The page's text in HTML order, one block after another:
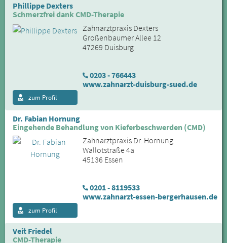
Phillippe Dexters
Schmerzfrei dank CMD-Therapie
Zahnarztpraxis Dexters
Großenbaumer Allee 12
47269 Duisburg
0203 - 766443
www.zahnarzt-duisburg-sued.de
zum Profil
Dr. Fabian Hornung
Eingehende Behandlung von Kieferbeschwerden (CMD)
Zahnarztpraxis Dr. Hornung
Wallotstraße 4a
45136 Essen
0201 - 8119533
www.zahnarzt-essen-bergerhausen.de
zum Profil
Veit Friedel
CMD-Therapie